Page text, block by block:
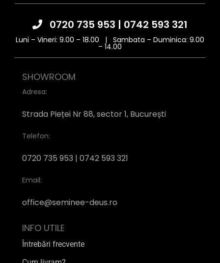
0720 735 953 | 0742 593 321
Luni – Vineri: 9.00 – 18.00 | Sambata – Duminica: 9.00
– 14.00
SHOWROOM
Adresa:
Strada Pieței Nr 88, sector 1, București
Telefon:
0720 735 953 | 0742 593 321
Email:
office@seminee-deus.ro
INFO UTILE
Întrebări frecvente